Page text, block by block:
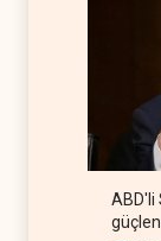
ABD'li